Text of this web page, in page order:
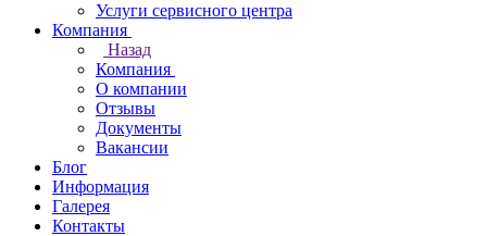
Услуги сервисного центра
Компания
Назад
Компания
О компании
Отзывы
Документы
Вакансии
Блог
Информация
Галерея
Контакты